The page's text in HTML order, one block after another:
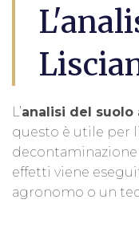
L’analisi del suolo
questo è utile per
effetti viene
agronomo o un